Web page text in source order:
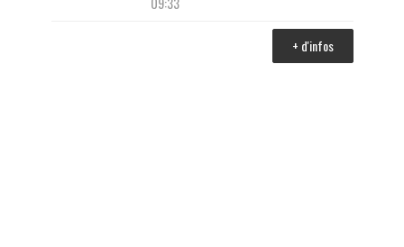
+ d'infos